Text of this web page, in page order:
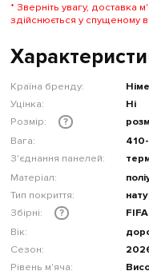
* Зверніть увагу, доставка
здійснюється у спущеному
Країна бренду:
Уцінка:
Ні
Розмір:
?
Вага:
З'єднання панелей:
Матеріал:
Тип покриття:
Збірні:
?
Вік:
Сезон:
Рівень м'яча: